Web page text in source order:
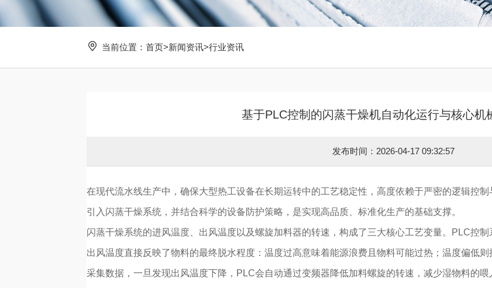
当前位置： 首页>新闻资讯>行业资讯
基于PLC控制的闪蒸干燥机自动化运行与核心机
发布时间：2026-04-17 09:32:57
在现代流水线生产中，确保大型热工设备在长期运转中的工艺稳定性，高度依赖于严密的逻辑控
引入闪蒸干燥系统，并结合科学的设备防护策略，是实现高品质、标准化生产的基础支撑。
闪蒸干燥系统的进风温度、出风温度以及螺旋加料器的转速，构成了三大核心工艺变量。PLC控
出风温度直接反映了物料的最终脱水程度：温度过高意味着能源浪费且物料可能过热；温度偏低
采集数据，一旦发现出风温度下降，PLC会自动通过变频器降低加料螺旋的转速，减少湿物料的